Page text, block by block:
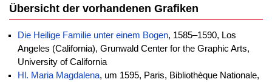
Übersicht der vorhandenen Grafiken
Die Heilige Familie unter einem Bogen, 1585–1590, Los
Angeles (California), Grunwald Center for the Graphic Arts,
University of California
Hl. Maria Magdalena, um 1595, Paris, Bibliothèque Nationale,